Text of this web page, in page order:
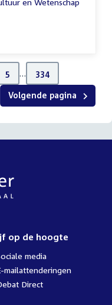
en Wetenschap
5 … 334
Volgende pagina
op de hoogte
media
mailattenderingen
Direct